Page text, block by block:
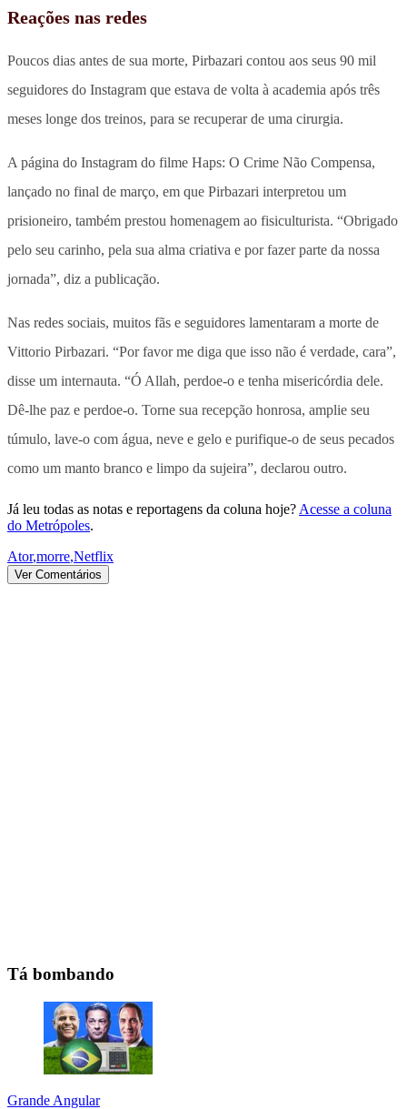
Reações nas redes
Poucos dias antes de sua morte, Pirbazari contou aos seus 90 mil
seguidores do Instagram que estava de volta à academia após três
meses longe dos treinos, para se recuperar de uma cirurgia.
A página do Instagram do filme Haps: O Crime Não Compensa,
lançado no final de março, em que Pirbazari interpretou um
prisioneiro, também prestou homenagem ao fisiculturista. “Obrigado
pelo seu carinho, pela sua alma criativa e por fazer parte da nossa
jornada”, diz a publicação.
Nas redes sociais, muitos fãs e seguidores lamentaram a morte de
Vittorio Pirbazari. “Por favor me diga que isso não é verdade, cara”,
disse um internauta. “Ó Allah, perdoe-o e tenha misericórdia dele.
Dê-lhe paz e perdoe-o. Torne sua recepção honrosa, amplie seu
túmulo, lave-o com água, neve e gelo e purifique-o de seus pecados
como um manto branco e limpo da sujeira”, declarou outro.
Já leu todas as notas e reportagens da coluna hoje? Acesse a coluna
do Metrópoles.
Ator,morre,Netflix
Ver Comentários
Tá bombando
Grande Angular